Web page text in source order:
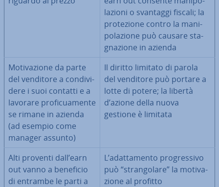
la­zio­ni o svantaggi fiscali; la
pro­te­zio­ne contro la ma­ni­
po­la­zio­ne può causare sta­
gna­zio­ne in azienda
Mo­ti­va­zio­ne da parte
del venditore a con­di­vi­
de­re i suoi contatti e a
lavorare pro­fi­cua­men­te
se rimane in azienda
(ad esempio come
manager assunto)
Il diritto limitato di parola
del venditore può portare a
lotte di potere; la libertà
d’azione della nuova
gestione è limitata
Alti proventi dall’earn
out vanno a beneficio
di entrambe le parti a
L’adat­ta­men­to pro­gres­si­vo
può “stran­go­la­re” la mo­ti­va­
zio­ne al profitto